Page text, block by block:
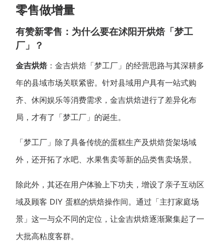
产品更新动态
行业洞察
品牌消费观 行业报告
新零售资讯
增长俱乐部
商家社区 社群交流
合作共进
零售做增量
有赞新零售：为什么要在沭阳开烘焙「梦工
厂」？
金吉烘焙：金吉烘焙「梦工厂」的经营思路与其深耕多
年的县域市场关联紧密。针对县域用户具有一站式购
齐、休闲娱乐等消费需求，金吉烘焙进行了差异化布
局，才有了「梦工厂」的诞生。
「梦工厂」除了具备传统的蛋糕生产及烘焙货架场域
外，还开拓了水吧、水果售卖等新的品类售卖场景。
除此外，其还在用户体验上下功夫，增设了亲子互动区
域及顾客 DIY 蛋糕的烘焙操作间。通过「主打家庭场
景」这一与众不同的定位，让金吉烘焙逐渐聚集起了一
大批高粘度客群。